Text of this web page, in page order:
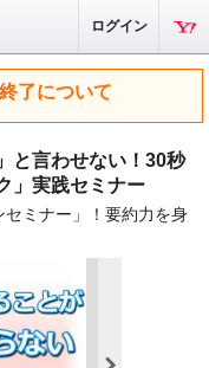
ログイン
了について
と言わせない！30秒
」実践セミナー
セミナー」！要約力を身